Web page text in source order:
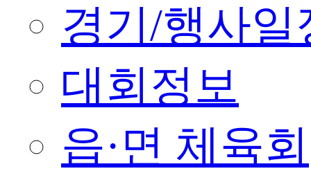
경기/행사일
대회정보
읍·면 체육회